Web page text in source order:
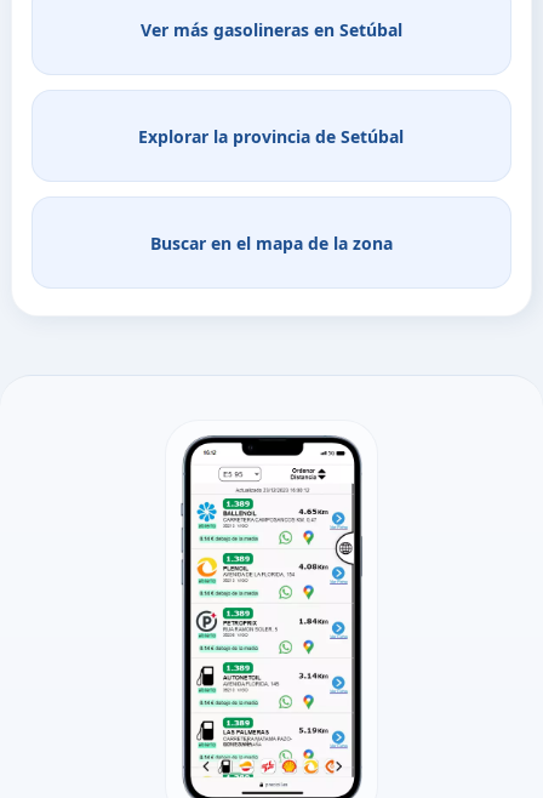
Ver más gasolineras en Setúbal
Explorar la provincia de Setúbal
Buscar en el mapa de la zona